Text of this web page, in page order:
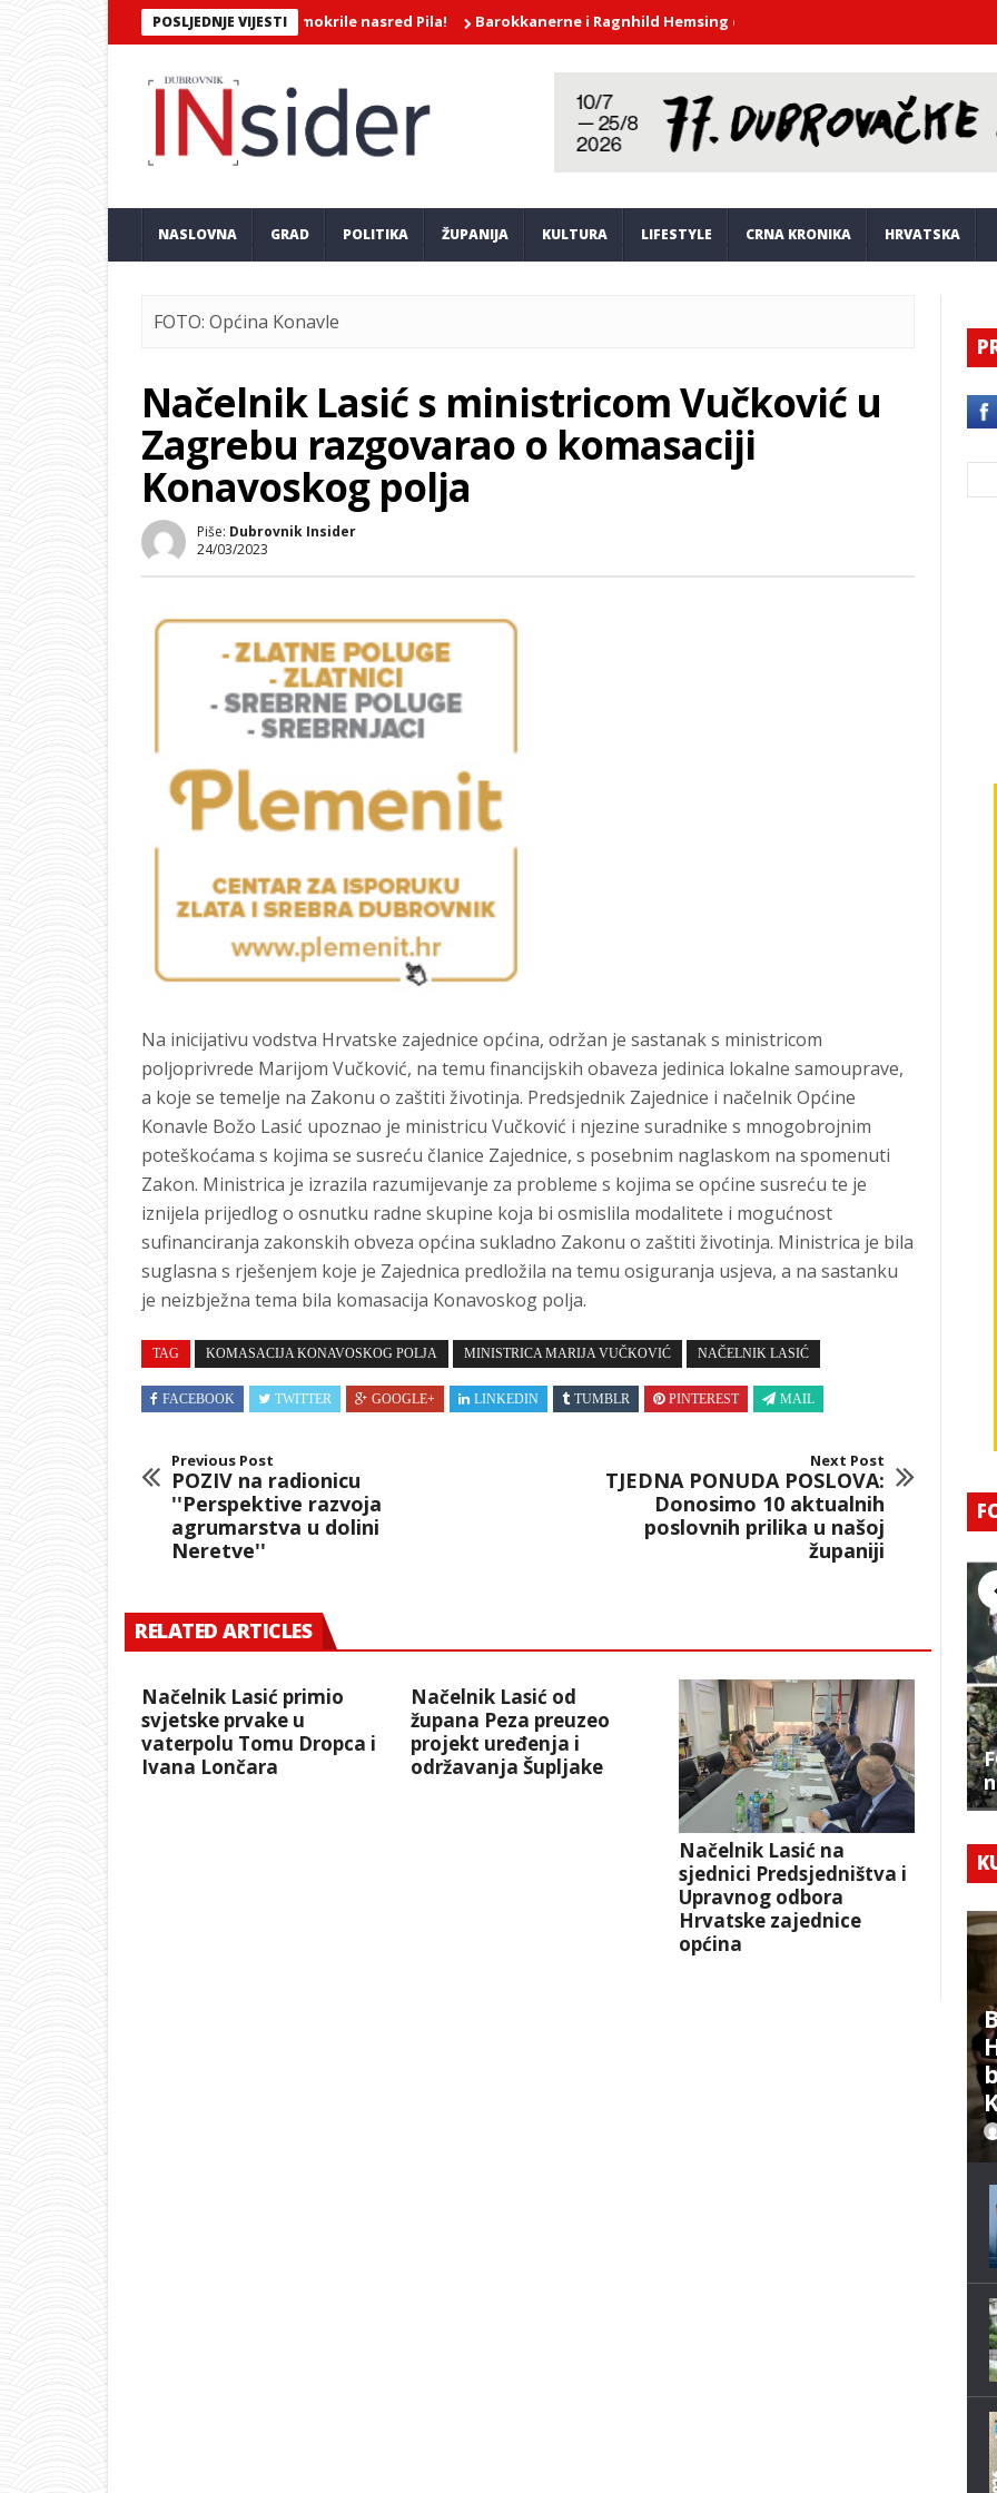
POSLJEDNJE VIJESTI
SNIMKA/Dvije djevojke mokrile nasred Pila! Barokkanerne i Ragnhild Hemsing donijeli duh barokne glazbe u atrij
NASLOVNA GRAD POLITIKA ŽUPANIJA KULTURA LIFESTYLE CRNA KRONIKA HRVATSKA
FOTO: Općina Konavle
Načelnik Lasić s ministricom Vučković u
Zagrebu razgovarao o komasaciji
Konavoskog polja
Piše: Dubrovnik Insider
24/03/2023
Na inicijativu vodstva Hrvatske zajednice općina, održan je sastanak s ministricom
poljoprivrede Marijom Vučković, na temu financijskih obaveza jedinica lokalne samouprave,
a koje se temelje na Zakonu o zaštiti životinja. Predsjednik Zajednice i načelnik Općine
Konavle Božo Lasić upoznao je ministricu Vučković i njezine suradnike s mnogobrojnim
poteškoćama s kojima se susreću članice Zajednice, s posebnim naglaskom na spomenuti
Zakon. Ministrica je izrazila razumijevanje za probleme s kojima se općine susreću te je
iznijela prijedlog o osnutku radne skupine koja bi osmislila modalitete i mogućnost
sufinanciranja zakonskih obveza općina sukladno Zakonu o zaštiti životinja. Ministrica je bila
suglasna s rješenjem koje je Zajednica predložila na temu osiguranja usjeva, a na sastanku
je neizbježna tema bila komasacija Konavoskog polja.
TAG KOMASACIJA KONAVOSKOG POLJA MINISTRICA MARIJA VUČKOVIĆ NAČELNIK LASIĆ
FACEBOOK TWITTER GOOGLE+ LINKEDIN TUMBLR PINTEREST MAIL
Previous Post
POZIV na radionicu
''Perspektive razvoja
agrumarstva u dolini
Neretve''
Next Post
TJEDNA PONUDA POSLOVA:
Donosimo 10 aktualnih
poslovnih prilika u našoj
županiji
RELATED ARTICLES
Načelnik Lasić primio
svjetske prvake u
vaterpolu Tomu Dropca i
Ivana Lončara
Načelnik Lasić od
župana Peza preuzeo
projekt uređenja i
održavanja Šupljake
Načelnik Lasić na
sjednici Predsjedništva i
Upravnog odbora
Hrvatske zajednice
općina